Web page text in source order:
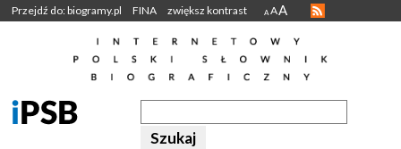
Przejdź do: biogramy.pl FINA zwiększ kontrast A AA